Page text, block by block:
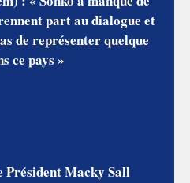
part au dialogue et
de représenter quelque
ce pays »
Macky Sall